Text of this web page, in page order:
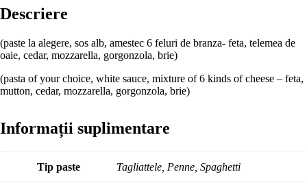
Descriere
(paste la alegere, sos alb, amestec 6 feluri de branza- feta, telemea de
oaie, cedar, mozzarella, gorgonzola, brie)
(pasta of your choice, white sauce, mixture of 6 kinds of cheese – feta,
mutton, cedar, mozzarella, gorgonzola, brie)
Informații suplimentare
Tip paste Tagliattele, Penne, Spaghetti